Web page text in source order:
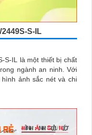
S-IL
S-IL là một thiết bị chất
ngành an ninh. Với
ảnh sắc nét và chi